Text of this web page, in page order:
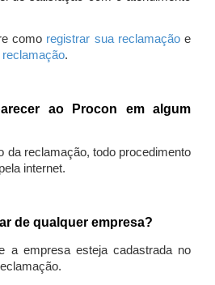
como registrar sua reclamaçãoe
.
ao Procon em algum
da reclamação, todo procedimento
internet.
de qualquer empresa?
a empresa esteja cadastrada no